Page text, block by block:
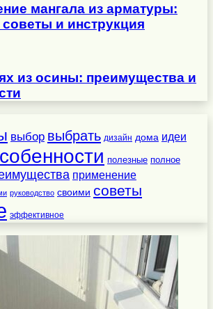
мангала из арматуры:
и инструкция
из осины: преимущества и
выбор выбрать дизайн дома идеи
полезные полное
применение
руководство своими советы
эффективное